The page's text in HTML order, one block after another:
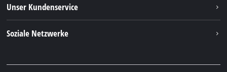
Nachhaltigkeit
Unser Kundenservice
Soziale Netzwerke